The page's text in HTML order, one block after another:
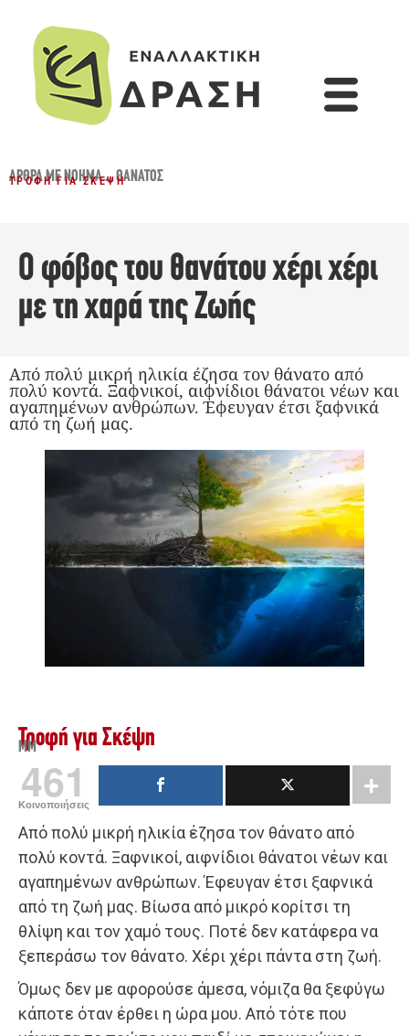
ΆΡΘΡΑ ΜΕ ΝΌΗΜΑ...,ΘΆΝΑΤΟΣ
ΤΡΟΦΉ ΓΙΑ ΣΚΈΨΗ
Ο φόβος του θανάτου χέρι χέρι
με τη χαρά της Ζωής
Από πολύ μικρή ηλικία έζησα τον θάνατο από
πολύ κοντά. Ξαφνικοί, αιφνίδιοι θάνατοι νέων και
αγαπημένων ανθρώπων. Έφευγαν έτσι ξαφνικά
από τη ζωή μας.
Τροφή για Σκέψη
ΜΜ
461
Κοινοποιήσεις
Από πολύ μικρή ηλικία έζησα τον θάνατο από
πολύ κοντά. Ξαφνικοί, αιφνίδιοι θάνατοι νέων και
αγαπημένων ανθρώπων. Έφευγαν έτσι ξαφνικά
από τη ζωή μας. Βίωσα από μικρό κορίτσι τη
θλίψη και τον χαμό τους. Ποτέ δεν κατάφερα να
ξεπεράσω τον θάνατο. Χέρι χέρι πάντα στη ζωή.
Όμως δεν με αφορούσε άμεσα, νόμιζα θα ξεφύγω
κάποτε όταν έρθει η ώρα μου. Από τότε που